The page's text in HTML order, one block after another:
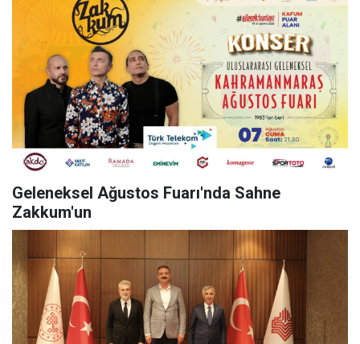
Geleneksel Ağustos Fuarı'nda Sahne
Zakkum'un